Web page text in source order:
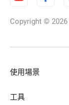
Copyright © 2026
使用場景
工具